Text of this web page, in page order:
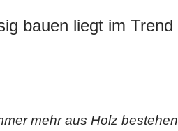
bauen liegt im Trend
mehr aus Holz bestehen